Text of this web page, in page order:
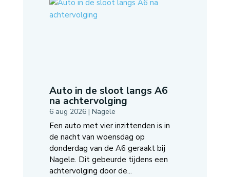
Auto in de sloot langs A6
na achtervolging
6 aug 2026| Nagele
Een auto met vier inzittenden is in
de nacht van woensdag op
donderdag van de A6 geraakt bij
Nagele. Dit gebeurde tijdens een
achtervolging door de...